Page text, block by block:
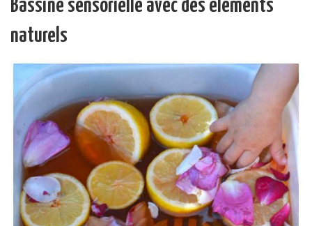
Bassine sensorielle avec des éléments
naturels